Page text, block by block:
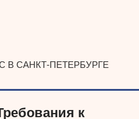
В САНКТ-ПЕТЕРБУРГЕ
к